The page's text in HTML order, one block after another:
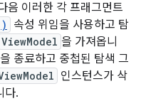
음 이러한 각 프래그먼트
속성 위임을 사용하고 탐
ViewModel 을 가져옵니
종료하고 중첩된 탐색 그
인스턴스가 삭
다.